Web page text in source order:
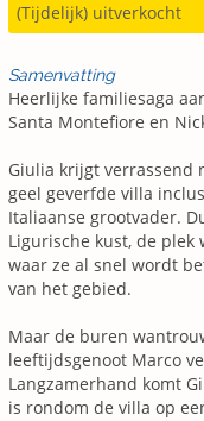
(Tijdelijk) uitverkocht
Samenvatting
Heerlijke familiesaga
Santa Montefiore en
Giulia krijgt verrassend
geel geverfde villa
Italiaanse grootvader.
Ligurische kust, de plek
waar ze al snel wordt
van het gebied.
Maar de buren
leeftijdsgenoot Marco
Langzamerhand komt
is rondom de villa op